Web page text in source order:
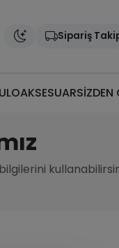
Sipariş
AKSESUARSİZDEN